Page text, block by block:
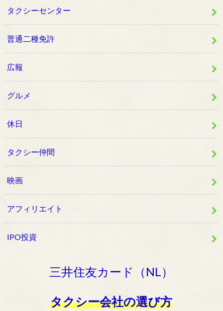
タクシーセンター
普通二種免許
広報
グルメ
休日
タクシー仲間
映画
アフィリエイト
IPO投資
三井住友カード（NL）
タクシー会社の選び方